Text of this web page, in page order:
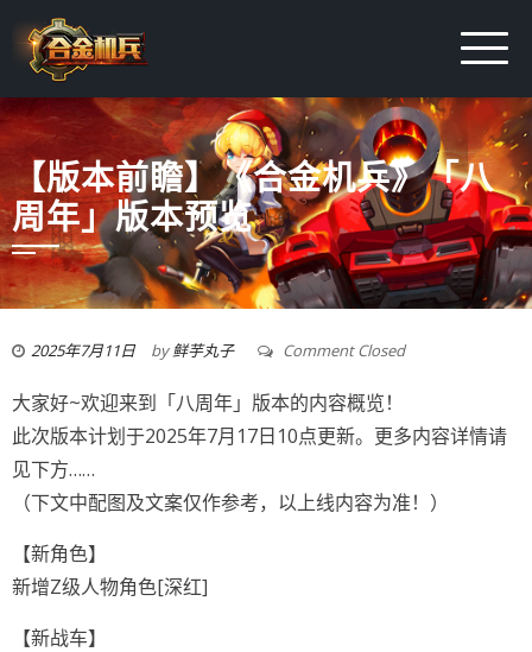
【版本前瞻】《合金机兵》「八
周年」版本预览
2025年7月11日 by鲜芋丸子 Comment Closed
大家好~欢迎来到「八周年」版本的内容概览！
此次版本计划于2025年7月17日10点更新。更多内容详情请
见下方……
（下文中配图及文案仅作参考，以上线内容为准！）
【新角色】
新增Z级人物角色[深红]
【新战车】